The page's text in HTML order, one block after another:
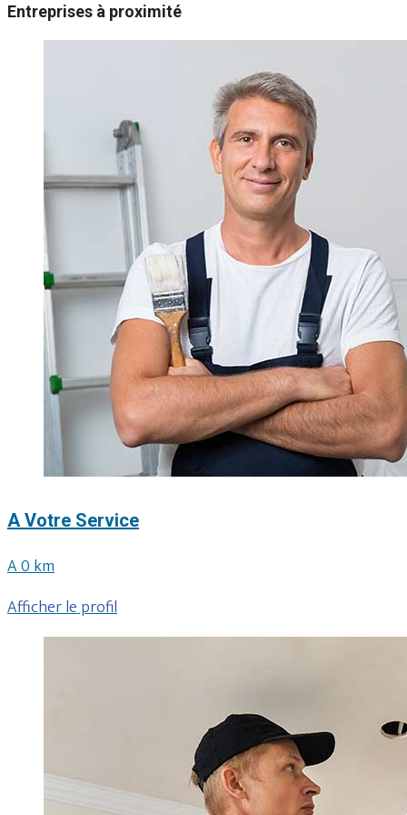
Entreprises à proximité
A Votre Service
A 0 km
Afficher le profil